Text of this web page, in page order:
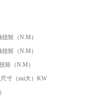
扭矩（N.M）
扭矩（N.M）
矩（N.M）
寸（zui大）KW